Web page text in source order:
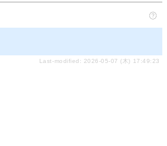
Last-modified: 2026-05-07 (木) 17:49:23